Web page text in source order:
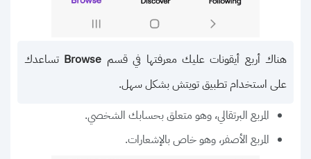
هناك أربع أيقونات عليك معرفتها في قسم Browse تساعدك
على استخدام تطبيق تويتش بشكل سهل.
المربع البرتقالي، وهو متعلق بحسابك الشخصي.
المربع الأصفر، وهو خاص بالإشعارات.